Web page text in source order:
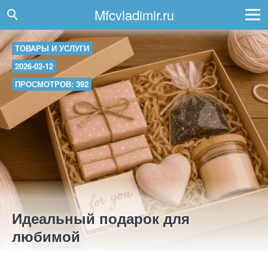
Mfcvladimir.ru
ТОВАРЫ И УСЛУГИ
2026-02-12
ПРОСМОТРОВ: 392
Идеальный подарок для
любимой